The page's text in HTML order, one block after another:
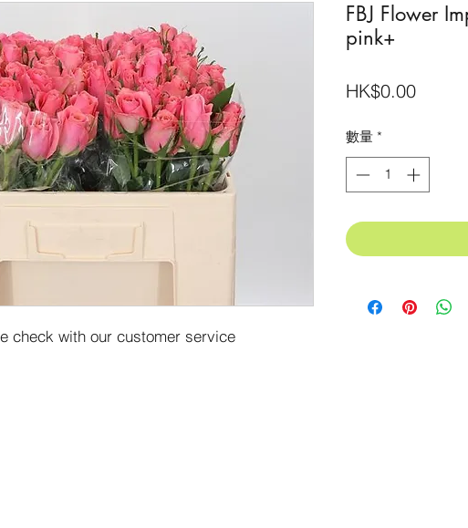
check with our customer service
FBJ Flower
pink+
HK$0.00價
數量 *